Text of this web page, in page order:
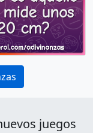
juegos